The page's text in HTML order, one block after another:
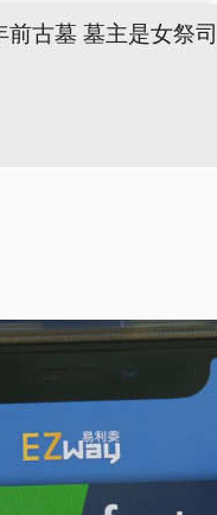
古墓 墓主是女祭司